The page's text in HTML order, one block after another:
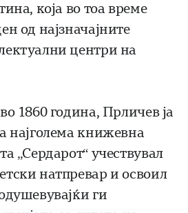
која во тоа време
од најзначајните
центри на
1860 година, Прличев ја
најголема книжевна
„Сердарот“ учествувал
натпревар и освоил
ги